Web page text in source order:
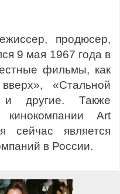
продюсер,
9 мая 1967 года в
фильмы, как
«Стальной
и другие. Также
кинокомпании Art
сейчас является
в России.